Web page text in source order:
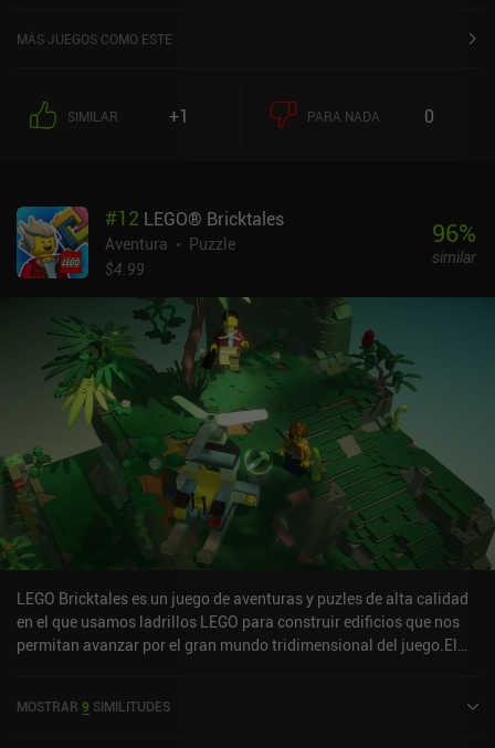
MÁS JUEGOS COMO ESTE
SIMILAR +1 PARA NADA 0
#12 LEGO® Bricktales
Aventura
Puzzle
$4.99
96%
similar
LEGO Bricktales es un juego de aventuras y puzles de alta calidad
en el que usamos ladrillos LEGO para construir edificios que nos
permitan avanzar por el gran mundo tridimensional del juego.El
ayudando a gente necesitada. En última instancia, estos cristales
MOSTRAR 9 SIMILITUDES